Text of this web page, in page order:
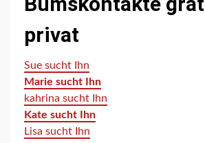
privat
Sue sucht Ihn
Marie sucht Ihn
kahrina sucht Ihn
Kate sucht Ihn
Lisa sucht Ihn